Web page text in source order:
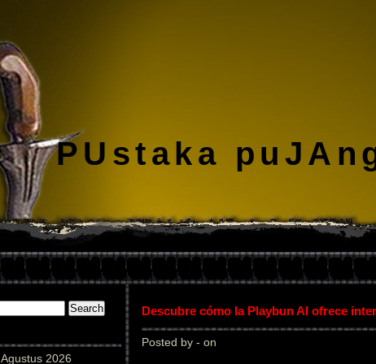
PUstaka
Agustus 2026
Descubre cómo la Playbun AI ofrece
Posted by - on